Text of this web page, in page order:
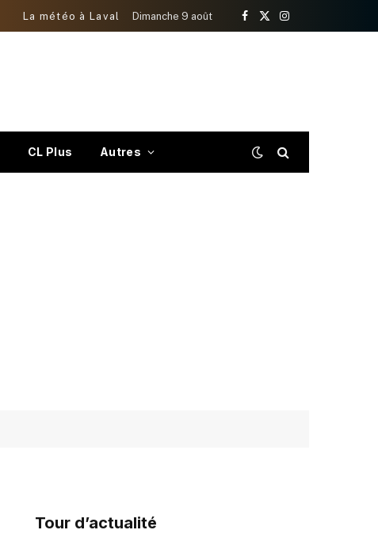
La météo à Laval Dimanche 9 août
Facebook
X
Instagram
CL Plus Autres
Tour d’actualité